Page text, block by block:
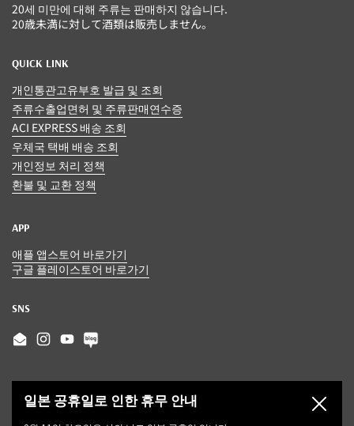
20세 미만에 대해 주류는 판매하지 않습니다.
20歳未満に対して酒類は販売しません。
QUICK LINK
개인통관고유부호 발급 및 조회
주류수출업면허 및 주류판매연수증
ACI EXPRESS 배송 조회
우체국 택배 배송 조회
개인정보 처리 정책
환불 및 교환 정책
APP
애플 앱스토어 바로가기
구글 플레이스토어 바로가기
SNS
EmailInstagram
YouTube
일본 공휴일로 인한 휴무 안내 닫기